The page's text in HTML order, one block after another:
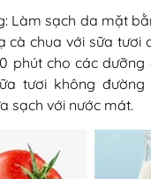
Làm sạch da mặt
cà chua với sữa tươi
phút cho các
tươi không
sạch với nước mát.